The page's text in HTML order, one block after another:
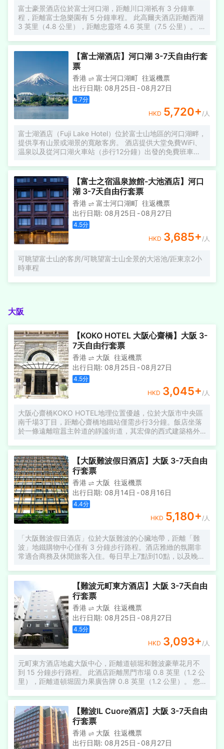
富士豪景酒店位於富士河口湖，距離川口湖衹有 3 分鐘車
程，距離富士急樂園有 5 分鐘車程。 此高爾夫酒店距離西湖
3 英里（4.8 公里），距離忠靈塔 4.6 英里（7.5 公里）。 您
理。在高爾夫球場盡興之後，您可以享受温泉和桑拿等其他
度假設施。此酒店的其他特色包括免費 WiFi、禮賓服務和禮
品店/報攤。 酒店設有 3 間餐廳，您不妨去Bellevue享用美味
的法國菜。每天 7:30 至 9:00 提供收費的自助式早餐。 特色
服務/設施包括乾洗/洗衣服務、多語言服務和行李寄存。酒店
提供免費自助停車。 有 79 間空調客房提供冰箱；您定能在
旅途中找到家的舒適。提供免費無線網絡，方便您與朋友保
持聯繫；有線頻道可滿足您的娛樂需求。浴室提供免費洗浴
用品和坐浴桶。便利設施包括保險箱和茶具/咖啡用具，以及
【富士湖酒店】河口湖 3-7天自由行套
票
香港 富士河口湖町 往返機票
出行日期: 08月25日 -08月27日
4.7分
HKD 5,720+ /人
富士湖酒店（Fuji Lake Hotel）位於富士山地區的河口湖畔，
提供享有山景或湖景的寬敞客房。 酒店提供大堂免費WiFi、
温泉以及從河口湖火車站（步行12分鐘）出發的免費班車。
日式房間區和私人露天浴池。 浴衣（日式浴袍）可供多人使
用。 私人浴室配有吹風機。 酒店設有一個夏季開放的游泳
池，客人可要求按摩和麪部護理，但需支付額外費用。 前台
24 小時開放，提供複印和行李寄存服務。 晚上，客人可以在
休息室免費享用當地飲品。 從 2023 年 3 月 1 日起，晚餐將
從懷石料理改為日式和西式自助餐。 富士湖酒店距離富士急
樂園（Fujikyu Highland）有 5 分鐘車程，距離河口湖車站
有 5 分鐘車程。
【富士之宿温泉旅館-大池酒店】河口
湖 3-7天自由行套票
香港 富士河口湖町 往返機票
出行日期: 08月25日 -08月27日
4.5分
HKD 3,685+ /人
可眺望富士山的客房/可眺望富士山全景的大浴池/距東京2小
時車程
大阪
【KOKO HOTEL 大阪心齋橋】大阪 3-
7天自由行套票
香港 大阪 往返機票
出行日期: 08月25日 -08月27日
4.5分
HKD 3,045+ /人
大阪心齋橋KOKO HOTEL地理位置優越，位於大阪市中央區
南千場3丁目，距離心齋橋地鐵站僅需步行3分鐘。飯店坐落
於一條遠離喧囂主幹道的靜謐街道，其宏偉的西式建築格外
的氛圍，為賓客提供高品質的住宿體驗。
【大阪難波假日酒店】大阪 3-7天自由
行套票
香港 大阪 往返機票
出行日期: 08月14日 -08月16日
4.4分
HKD 5,180+ /人
「大阪難波假日酒店」位於大阪難波的心臟地帶，距離「難
波」地鐵購物中心僅有 3 分鐘步行路程。酒店雅緻的氛圍非
常適合商務及休閒旅客入住。每日早上7點到10點，以及晚間
「Barkt」餐廳內享用早餐及晚餐。所有客房均設備齊全，配
置有設計新穎的席夢思床具及雙層窗，確保客人能獲得寧靜
優質的睡眠。所有客房均提供免費 WiFi上網服務。
【難波元町東方酒店】大阪 3-7天自由
行套票
香港 大阪 往返機票
出行日期: 08月25日 -08月27日
4.5分
HKD 3,093+ /人
元町東方酒店地處大阪中心，距離道頓堀和難波豪華花月不
到 15 分鐘步行路程。 此酒店距離黑門市場 0.8 英里（1.2 公
里），距離道頓堀固力果廣告牌 0.8 英里（1.2 公里）。 您
設施。 在元町東方酒店，您可以去餐廳享用美餐。 特色服
務/設施包括24 小時前台服務、多語言服務和行李寄存。 有
54 間空調客房提供冰箱和平板電視；您定能在旅途中找到家
的舒適。提供免費無線網絡，方便您與朋友保持聯繫；衞星
頻道可滿足您的娛樂需求。浴室提供淋浴/盆浴組合、免費洗
浴用品和坐浴桶。便利設施包括電話，以及書桌和微波爐。
【難波IL Cuore酒店】大阪 3-7天自由
行套票
香港 大阪 往返機票
出行日期: 08月25日 -08月27日